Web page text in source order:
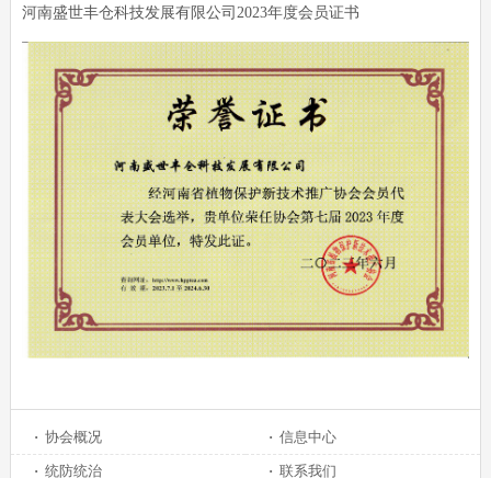
河南盛世丰仓科技发展有限公司2023年度会员证书
· 协会概况 · 信息中心
· 统防统治 · 联系我们